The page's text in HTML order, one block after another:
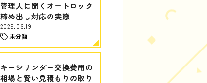
管理人に聞くオートロック
締め出し対応の実態
2025.06.19
未分類
キーシリンダー交換費用の
相場と賢い見積もりの取り